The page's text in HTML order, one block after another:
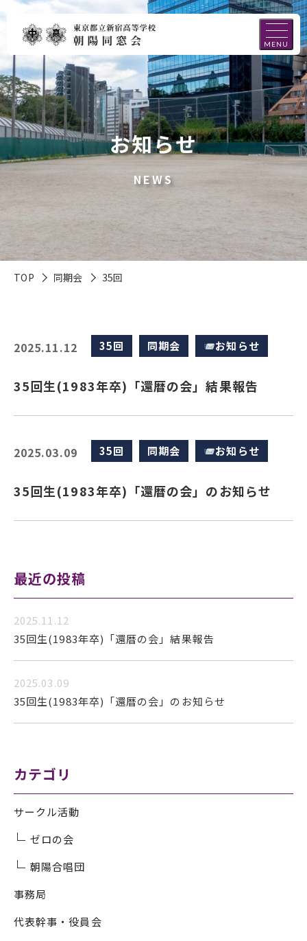
MENU
お知らせ
NEWS
TOP 同期会 35回
2025.11.12 35回 同期会 お知らせ
35回生(1983年卒)「還暦の会」結果報告
2025.03.09 35回 同期会 お知らせ
35回生(1983年卒)「還暦の会」のお知らせ
最近の投稿
2025.11.12
35回生(1983年卒)「還暦の会」結果報告
2025.03.09
35回生(1983年卒)「還暦の会」のお知らせ
カテゴリ
サークル活動
ゼロの会
朝陽合唱団
事務局
代表幹事・役員会